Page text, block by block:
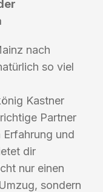
nach
so viel
Kastner
Partner
und
dir
nur einen
sondern